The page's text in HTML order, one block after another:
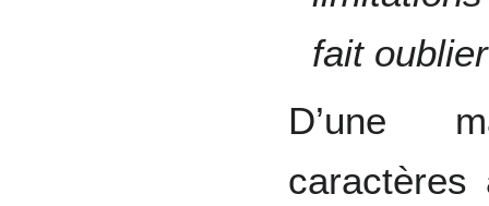
fait
D’une
caractères